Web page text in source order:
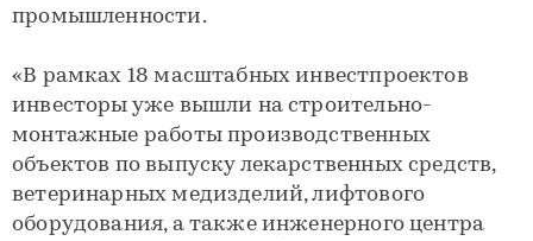
промышленности.
«В рамках 18 масштабных инвестпроектов
инвесторы уже вышли на строительно-
монтажные работы производственных
объектов по выпуску лекарственных средств,
ветеринарных медизделий, лифтового
оборудования, а также инженерного центра